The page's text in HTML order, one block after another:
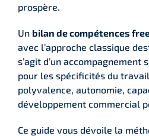
prospère.
Un bilan de compétences
avec l’approche classique
s’agit d’un accompagnement
pour les spécificités du
polyvalence, autonomie,
développement commercial
Ce guide vous dévoile la